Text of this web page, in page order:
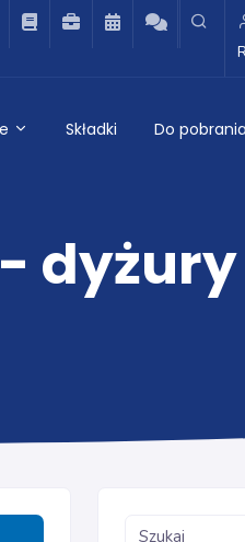
Składki Do pobrania